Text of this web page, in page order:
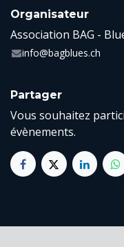
Organisateur
Association BAG -
info@bagblues.ch
Partager
Vous souhaitez
évènements.